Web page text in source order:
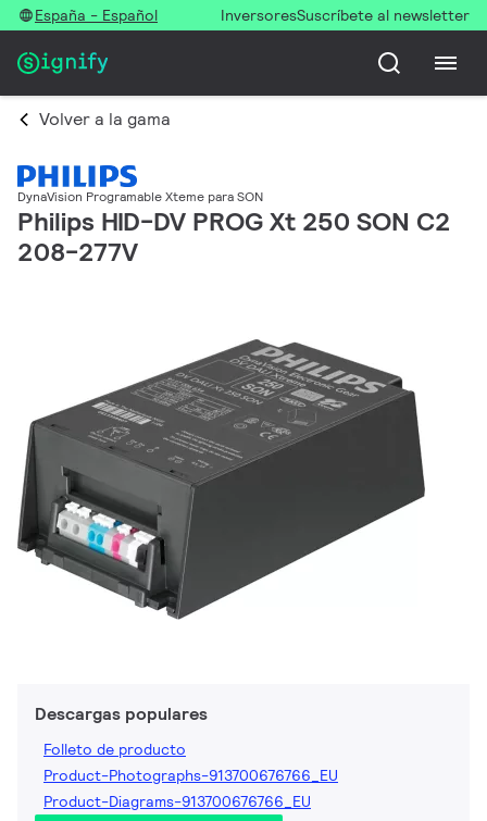
España - Español InversoresSuscríbete al newsletter
Volver a la gama
DynaVision Programable Xteme para SON
Philips HID-DV PROG Xt 250 SON C2
208-277V
Descargas populares
Folleto de producto
Product-Photographs-913700676766_EU
Product-Diagrams-913700676766_EU